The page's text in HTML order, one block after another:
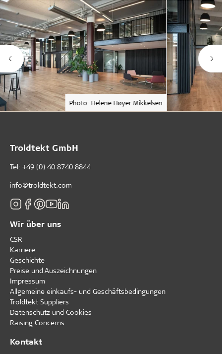
Photo: Helene Høyer Mikkelsen
Troldtekt GmbH
Tel: +49 (0) 40 8740 8844
info@troldtekt.com
Wir über uns
CSR
Karriere
Geschichte
Preise und Auszeichnungen
Impressum
Allgemeine einkaufs- und Geschäftsbedingungen
Troldtekt Suppliers
Datenschutz und Cookies
Raising Concerns
Kontakt